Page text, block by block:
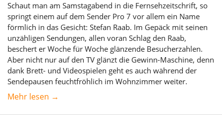
Schaut man am Samstagabend in die Fernsehzeitschrift, so
springt einem auf dem Sender Pro 7 vor allem ein Name
förmlich in das Gesicht: Stefan Raab. Im Gepäck mit seinen
unzähligen Sendungen, allen voran Schlag den Raab,
beschert er Woche für Woche glänzende Besucherzahlen.
Aber nicht nur auf den TV glänzt die Gewinn-Maschine, denn
dank Brett- und Videospielen geht es auch während der
Sendepausen feuchtfröhlich im Wohnzimmer weiter.
Mehr lesen →